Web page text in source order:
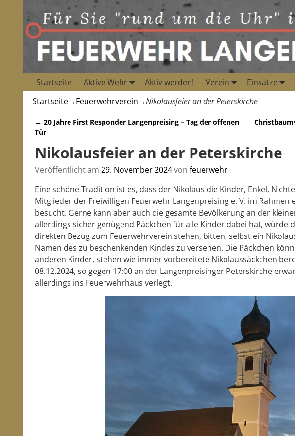
Startseite Aktive Wehr Aktiv werden! Verein Einsätze
Startseite→Feuerwehrverein→Nikolausfeier an der Peterskirche
Artikelnavigation
← 20 Jahre First Responder Langenpreising – Tag der offenen
Tür
Nikolausfeier an der Peterskirche
Veröffentlicht am 29. November 2024von feuerwehr
Eine schöne Tradition ist es, dass der Nikolaus die Kinder, Enkel,
Mitglieder der Freiwilligen Feuerwehr Langenpreising e. V. im
besucht. Gerne kann aber auch die gesamte Bevölkerung an der
allerdings sicher genügend Päckchen für alle Kinder dabei hat, würde
direkten Bezug zum Feuerwehrverein stehen, bitten, selbst ein
Namen des zu beschenkenden Kindes zu versehen. Die Päckchen
anderen Kinder, stehen wie immer vorbereitete Nikolaussäckchen
08.12.2024, so gegen 17:00 an der Langenpreisinger Peterskirche
allerdings ins Feuerwehrhaus verlegt.